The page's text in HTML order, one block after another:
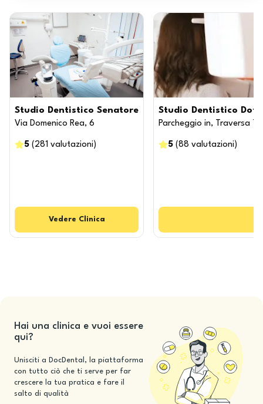
Studio Dentistico Senatore
Via Domenico Rea, 6
5 ( 281 valutazioni )
Vedere Clinica
Studio Dentistico
Parcheggio in, Traversa
5 (88 valutazioni )
Hai una clinica e vuoi essere
qui?
Unisciti a DocDental, la piattaforma
con tutto ciò che ti serve per far
crescere la tua pratica e fare il
salto di qualità